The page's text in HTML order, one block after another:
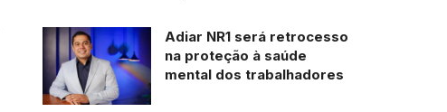
Adiar NR1 será retrocesso
na proteção à saúde
mental dos trabalhadores